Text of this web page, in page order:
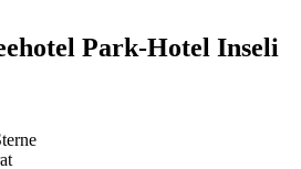
Park-Hotel Inseli